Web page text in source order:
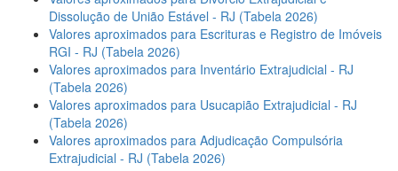
Dissolução de União Estável - RJ (Tabela 2026)
Valores aproximados para Escrituras e Registro de Imóveis
RGI - RJ (Tabela 2026)
Valores aproximados para Inventário Extrajudicial - RJ
(Tabela 2026)
Valores aproximados para Usucapião Extrajudicial - RJ
(Tabela 2026)
Valores aproximados para Adjudicação Compulsória
Extrajudicial - RJ (Tabela 2026)